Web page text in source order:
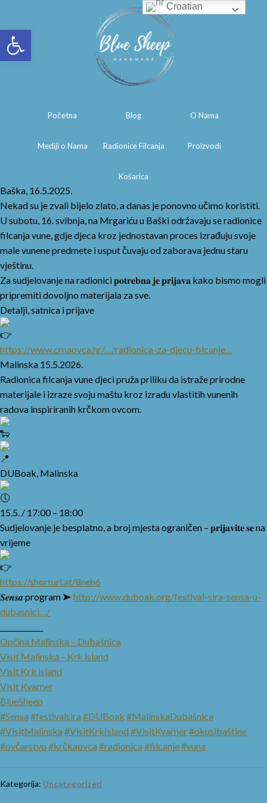
Open toolbar
Početna Blog O Nama
Mediji o Nama Radionice Filcanja Proizvodi
Košarica
Baška, 16.5.2025.
Nekad su je zvali bijelo zlato, a danas je ponovno učimo koristiti.
U subotu, 16. svibnja, na Mrgariću u Baški održavaju se radionice
filcanja vune, gdje djeca kroz jednostavan proces izrađuju svoje
male vunene predmete i usput čuvaju od zaborava jednu staru
vještinu.
Za sudjelovanje na radionici 𝐩𝐨𝐭𝐫𝐞𝐛𝐧𝐚 𝐣𝐞 𝐩𝐫𝐢𝐣𝐚𝐯𝐚 kako bismo mogli
pripremiti dovoljno materijala za sve.
Detalji, satnica i prijave
https://www.crnaovca.hr/…/radionica-za-djecu-filcanje…
Malinska 15.5.2026.
Radionica filcanja vune djeci pruža priliku da istraže prirodne
materijale i izraze svoju maštu kroz izradu vlastitih vunenih
radova inspiriranih krčkom ovcom.
DUBoak, Malinska
15.5. / 17:00 – 18:00
Sudjelovanje je besplatno, a broj mjesta ograničen – 𝐩𝐫𝐢𝐣𝐚𝐯𝐢𝐭𝐞 𝐬𝐞 na
vrijeme
https://shorturl.at/8neh6
𝑺𝒆𝒏𝒔𝒂 program ➤ http://www.duboak.org/festival-sira-sensa-u-
dubasnici…/
Općina Malinska – Dubašnica
Visit Malinska – Krk island
Visit Krk island
Visit Kvarner
BlueSheep
#Sensa #festivalsira #DUBoak #MalinskaDubašnica
#VisitMalinska #VisitKrkIsland #VisitKvarner#okusibaštine
#ovčarstvo #krčkaovca #radionica #filcanje#vuna
Kategorija: Uncategorized
Croatian